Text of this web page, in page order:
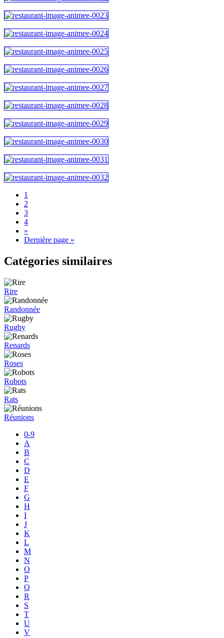
1
2
3
4
»
Dernière page »
Catégories similaires
Rire
Randonnée
Rugby
Renards
Roses
Robots
Rats
Réunions
0-9
A
B
C
D
E
F
G
H
I
J
K
L
M
N
O
P
Q
R
S
T
U
V